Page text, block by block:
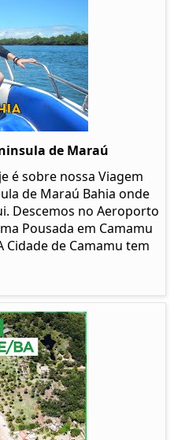
de Maraú
é sobre nossa Viagem
de Maraú Bahia onde
Descemos no Aeroporto
Pousada em Camamu
Cidade de Camamu tem